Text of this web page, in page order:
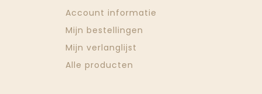
Account informatie
Mijn bestellingen
Mijn verlanglijst
Alle producten